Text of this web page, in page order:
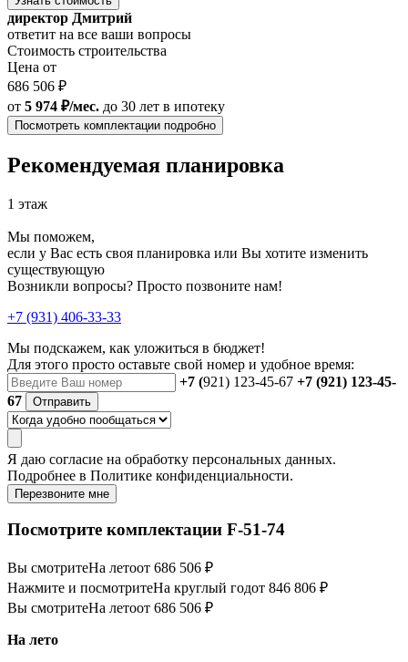
директор Дмитрий
ответит на все ваши вопросы
Стоимость строительства
Цена от
686 506 ₽
от 5 974 ₽/мес. до 30 лет в ипотеку
Посмотреть комплектации подробно
Рекомендуемая планировка
1 этаж
Мы поможем,
если у Вас есть своя планировка или Вы хотите изменить
существующую
Возникли вопросы? Просто позвоните нам!
+7 (931) 406-33-33
Мы подскажем, как уложиться в бюджет!
Для этого просто оставьте свой номер и удобное время:
+7 (921) 123-45-67 +7 (921) 123-45-
67
Отправить
Я даю согласие на обработку персональных данных.
Подробнее в Политике конфиденциальности.
Перезвоните мне
Посмотрите комплектации F-51-74
Вы смотритеНа летоот 686 506 ₽
Нажмите и посмотритеНа круглый годот 846 806 ₽
Вы смотритеНа летоот 686 506 ₽
На лето